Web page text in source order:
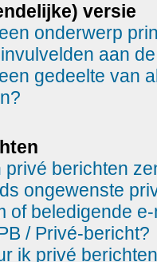
versie
onderwerp
aan
gedeelte van
privé berichten
ongewenste
of beledigende
/ Privé-bericht?
ik privé